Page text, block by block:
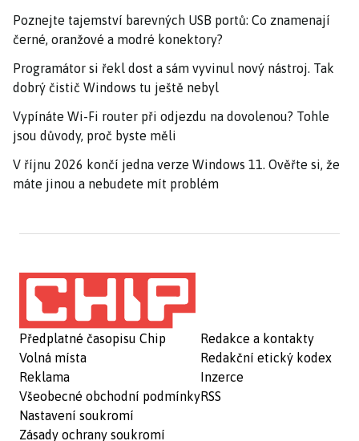
Poznejte tajemství barevných USB portů: Co znamenají
černé, oranžové a modré konektory?
Programátor si řekl dost a sám vyvinul nový nástroj. Tak
dobrý čistič Windows tu ještě nebyl
Vypínáte Wi-Fi router při odjezdu na dovolenou? Tohle
jsou důvody, proč byste měli
V říjnu 2026 končí jedna verze Windows 11. Ověřte si, že
máte jinou a nebudete mít problém
Předplatné časopisu Chip
Volná místa
Reklama
Všeobecné obchodní podmínky
Nastavení soukromí
Zásady ochrany soukromí
Redakce a kontakty
Redakční etický kodex
Inzerce
RSS